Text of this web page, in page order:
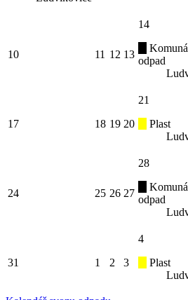
10 11 12 13
14
odpad
17 18 19 20
21
Plast
24 25 26 27
28
odpad
31 1 2 3
4
Plast